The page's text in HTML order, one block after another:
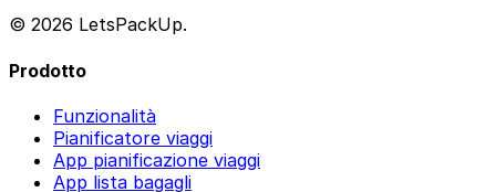
© 2026 LetsPackUp.
Prodotto
Funzionalità
Pianificatore viaggi
App pianificazione viaggi
App lista bagagli